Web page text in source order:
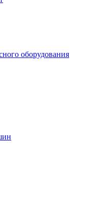
оборудования